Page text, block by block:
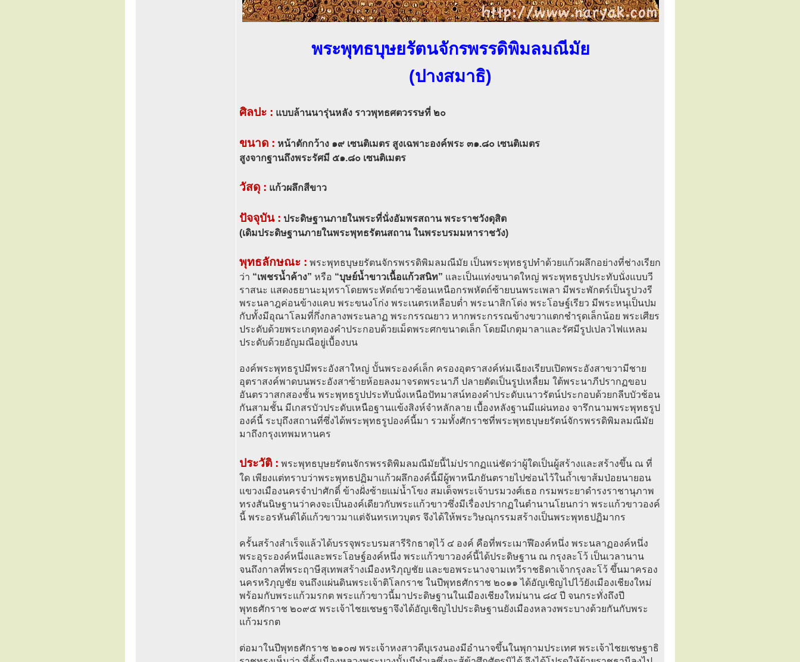
พระพุทธบุษยรัตนจักรพรรดิพิมลมณีมัย
(ปางสมาธิ)
ศิลปะ : แบบล้านนารุ่นหลัง ราวพุทธศตวรรษที่ ๒๐
ขนาด : หน้าตักกว้าง ๑๙ เซนติเมตร สูงเฉพาะองค์พระ ๓๑.๘๐ เซนติเมตร
สูงจากฐานถึงพระรัศมี ๕๑.๘๐ เซนติเมตร
วัสดุ : แก้วผลึกสีขาว
ปัจจุบัน : ประดิษฐานภายในพระที่นั่งอัมพรสถาน พระราชวังดุสิต
(เดิมประดิษฐานภายในพระพุทธรัตนสถาน ในพระบรมมหาราชวัง)
พุทธลักษณะ : พระพุทธบุษยรัตนจักรพรรดิพิมลมณีมัย เป็นพระพุทธรูปทำด้วยแก้วผลึกอย่างที่ช่างเรียก
ว่า “เพชรน้ำค้าง” หรือ “บุษย์น้ำขาวเนื้อแก้วสนิท” และเป็นแท่งขนาดใหญ่ พระพุทธรูปประทับนั่งแบบวี
ราสนะ แสดงธยานะมุทราโดยพระหัตถ์ขวาซ้อนเหนือกรพหัตถ์ซ้ายบนพระเพลา มีพระพักตร์เป็นรูปวงรี
พระนลาฎค่อนข้างแคบ พระขนงโก่ง พระเนตรเหลือบต่ำ พระนาสิกโด่ง พระโอษฐ์เรียว มีพระหนุเป็นปม
กับทั้งมีอุณาโลมที่กึ่งกลางพระนลาฏ พระกรรณยาว หากพระกรรณข้างขวาแตกชำรุดเล็กน้อย พระเศียร
ประดับด้วยพระเกตุทองคำประกอบด้วยเม็ดพระศกขนาดเล็ก โดยมีเกตุมาลาและรัศมีรูปเปลวไฟแหลม
ประดับด้วยอัญมณีอยู่เบื้องบน
องค์พระพุทธรูปมีพระอังสาใหญ่ บั้นพระองค์เล็ก ครองอุตราสงค์ห่มเฉียงเรียบเปิดพระอังสาขวามีชาย
อุตราสงค์พาดบนพระอังสาซ้ายห้อยลงมาจรดพระนาภี ปลายตัดเป็นรูปเหลื่ยม ใต้พระนาภีปรากฏขอบ
อันตรวาสกสองชั้น พระพุทธรูปประทับนั่งเหนือปัทมาสน์ทองคำประดับเนาวรัตน์ประกอบด้วยกลีบบัวช้อน
กันสามชั้น มีเกสรบัวประดับเหนือฐานแข้งสิงห์จำหลักลาย เบื้องหลังฐานมีแผ่นทอง จารึกนามพระพุทธรูป
องค์นี้ ระบุถึงสถานที่ซึ่งได้พระพุทธรูปองค์นี้มา รวมทั้งศักราชที่พระพุทธบุษยรัตน์จักรพรรดิพิมลมณีมัย
มาถึงกรุงเทพมหานคร
ประวัติ : พระพุทธบุษยรัตนจักรพรรดิพิมลมณีมัยนี้ไม่ปรากฏแน่ชัดว่าผู้ใดเป็นผู้สร้างและสร้างขึ้น ณ ที่
ใด เพียงแต่ทราบว่าพระพุทธปฏิมาแก้วผลึกองค์นี้มีผู้พาหนีภยันตรายไปซ่อนไว้ในถ้ำเขาส้มป่อยนายอน
แขวงเมืองนครจำปาศักดิ์ ข้างฝั่งซ้ายแม่น้ำโขง สมเด็จพระเจ้าบรมวงศ์เธอ กรมพระยาดำรงราชานุภาพ
ทรงสันนิษฐานว่าคงจะเป็นองค์เดียวกับพระแก้วขาวซึ่งมีเรื่องปรากฏในตำนานโยนกว่า พระแก้วขาวองค์
นี้ พระอรหันต์ได้แก้วขาวมาแต่จันทรเทวบุตร จึงได้ให้พระวิษณุกรรมสร้างเป็นพระพุทธปฏิมากร
ครั้นสร้างสำเร็จแล้วได้บรรจุพระบรมสารีริกธาตุไว้ ๔ องค์ คือที่พระเมาฬีองค์หนึ่ง พระนลาฏองค์หนึ่ง
พระอุระองค์หนึ่งและพระโอษฐ์องค์หนึ่ง พระแก้วขาวองค์นี้ได้ประดิษฐาน ณ กรุงละโว้ เป็นเวลานาน
จนถึงกาลที่พระฤาษีสุเทพสร้างเมืองหริภุญชัย และขอพระนางจามเทวีราชธิดาเจ้ากรุงละโว้ ขึ้นมาครอง
นครหริภุญชัย จนถึงแผ่นดินพระเจ้าติโลกราช ในปีพุทธศักราช ๒๐๑๑ ได้อัญเชิญไปไว้ยังเมืองเชียงใหม่
พร้อมกับพระแก้วมรกต พระแก้วขาวนี้มาประดิษฐานในเมืองเชียงใหม่นาน ๘๔ ปี จนกระทั่งถึงปี
พุทธศักราช ๒๐๙๕ พระเจ้าไชยเชษฐาจึงได้อัญเชิญไปประดิษฐานยังเมืองหลวงพระบางด้วยกันกับพระ
แก้วมรกต
ต่อมาในปีพุทธศักราช ๒๑๐๗ พระเจ้าหงสาวดีบุเรงนองมีอำนาจขึ้นในพุกามประเทศ พระเจ้าไชยเชษฐาธิ